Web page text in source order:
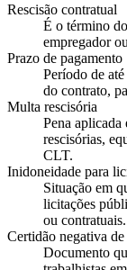
Rescisão contratual
É o término
empregador
Prazo de pagamento
Período de
do contrato,
Multa rescisória
Pena aplicada
rescisórias,
CLT.
Inidoneidade para
Situação em
licitações
ou contratuais.
Certidão negativa
Documento